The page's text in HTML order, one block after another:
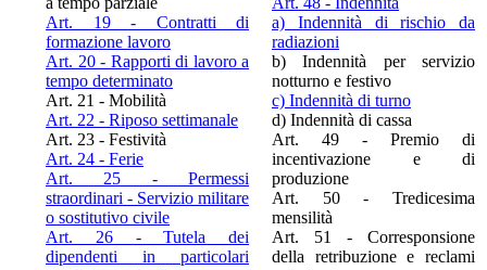
Art. 19 - Contratti di
formazione lavoro
Art. 20 - Rapporti di lavoro a
tempo determinato
Art. 21 - Mobilità
Art. 22 - Riposo settimanale
Art. 23 - Festività
Art. 24 - Ferie
Art. 25 - Permessi
straordinari - Servizio militare
o sostitutivo civile
Art. 26 - Tutela dei
dipendenti in particolari
a) Indennità di rischio da
radiazioni
b) Indennità per servizio
notturno e festivo
c) Indennità di turno
d) Indennità di cassa
Art. 49 - Premio di
incentivazione e di
produzione
Art. 50 - Tredicesima
mensilità
Art. 51 - Corresponsione
della retribuzione e reclami